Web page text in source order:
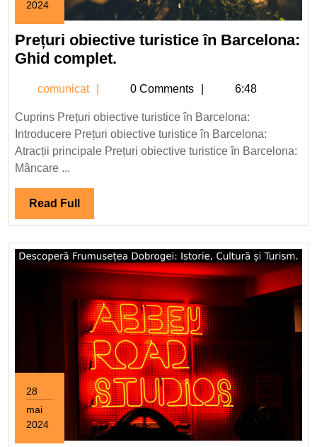
2024
2024
Prețuri obiective turistice în Barcelona:
Ghid complet.
turistice
în
Barcelona:
Ghid
comunicat comunicat
0 Comments 6:48
Cuprins Prețuri obiective turistice în Barcelona:
Introducere Prețuri obiective turistice în Barcelona:
Atracții principale Prețuri obiective turistice în Barcelona:
Mâncare ...
Read Full Read
Full
28
mai
2024